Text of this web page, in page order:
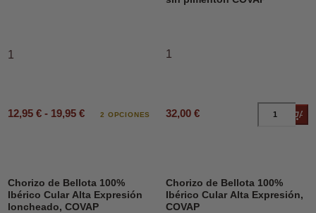
1
12,95 € - 19,95 € 2 OPCIONES
1
32,00 €
Chorizo de Bellota 100%
Ibérico Cular Alta Expresión
loncheado, COVAP
Chorizo de Bellota 100%
Ibérico Cular Alta Expresión,
COVAP